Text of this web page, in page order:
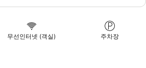
무선인터넷 (객실) 주차장